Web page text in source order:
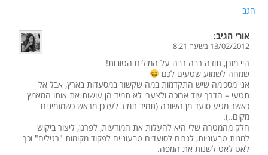
הגב
אורי הגיב:
13/02/2012 בשעה 8:21
היי מורן, תודה רבה רבה על המילים הטובות!
שמחה לשמוע שטעים לכם
אני מסכימה שיש התקדמות במה שקשור במסעדות בארץ, אבל אל
תטעי – הדרך עוד ארוכה ולצערי לא תמיד הן עושות את אותו המאמץ
כאשר מגיע סועד מן השורה (תמיד תמיד לעדכן מראש כשמזמינים
מקום..).
חלק מהמטרה שלי היא להעלות את המודעות, לפרגן, ליצור ביקוש
למנות טבעוניות, לגרום לסועדים טבעוניים לפקוד מקומות "רגילים" וכך
לאט לאט לשנות את המפה.